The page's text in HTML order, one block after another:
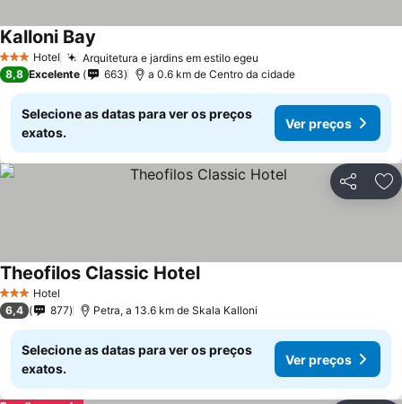
3 EstrelasHotel Arquitetura e jardins em estilo egeu
Kalloni Bay
8,8 Excelente 663 a 0.6 km de Centro da cidade
Selecione as datas para ver os preços
exatos.
Ver preços
Partilhar
3 EstrelasHotel
Theofilos Classic Hotel
6,4 877 Petra, a 13.6 km de Skala Kalloni
Selecione as datas para ver os preços
exatos.
Ver preços